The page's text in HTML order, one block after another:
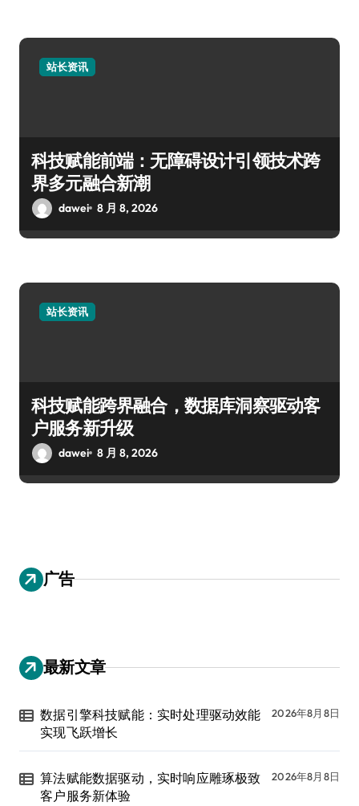
站长资讯
科技赋能前端：无障碍设计引领技术跨
界多元融合新潮
dawei 8 月 8, 2026
站长资讯
科技赋能跨界融合，数据库洞察驱动客
户服务新升级
dawei 8 月 8, 2026
广告
最新文章
数据引擎科技赋能：实时处理驱动效能
实现飞跃增长
2026年8月8日
算法赋能数据驱动，实时响应雕琢极致
客户服务新体验
2026年8月8日